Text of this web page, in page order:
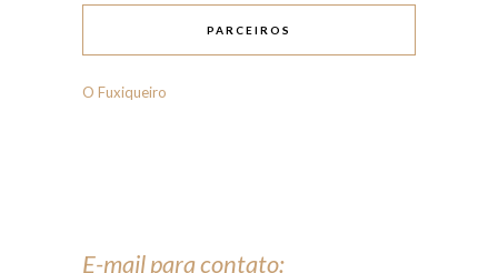
PARCEIROS
O Fuxiqueiro
E-mail para contato: